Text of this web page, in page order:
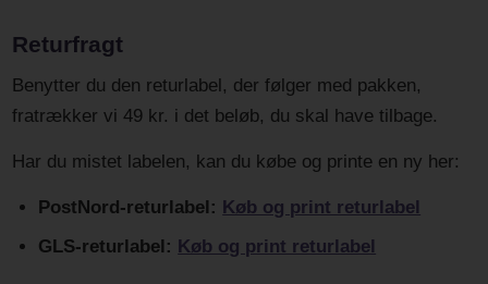
Returfragt
Benytter du den returlabel, der følger med pakken,
fratrækker vi 49 kr. i det beløb, du skal have tilbage.
Har du mistet labelen, kan du købe og printe en ny her:
PostNord-returlabel: Køb og print returlabel
GLS-returlabel: Køb og print returlabel